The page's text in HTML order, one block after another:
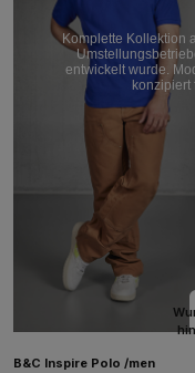
Komplette Kollektion
entwickelt wurde.
konzipiert
B&C Inspire Polo /men